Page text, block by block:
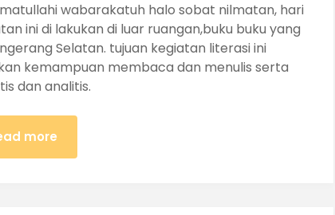
wabarakatuh halo sobat nilmatan, hari
ini di lakukan di luar ruangan,buku buku yang
Selatan. tujuan kegiatan literasi ini
kemampuan membaca dan menulis serta
dan analitis.
more